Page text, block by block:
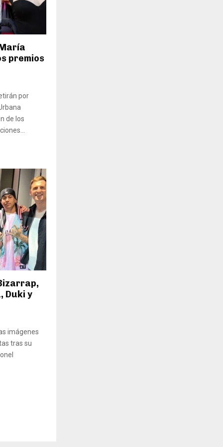
premios
por
de los
Duki y
imágenes
tras su